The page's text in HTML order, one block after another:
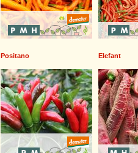
Positano Elefant